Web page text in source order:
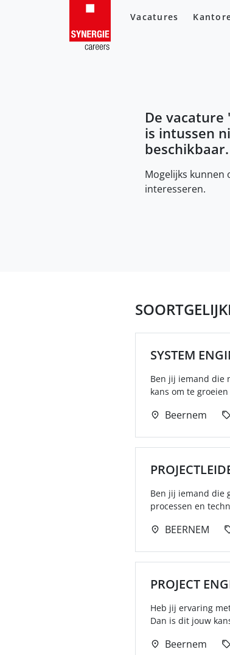
Vacatures
De vacature
is intussen
beschikbaar.
Mogelijks kunnen
interesseren.
SYSTEM
Ben jij iemand die
kans om te
Beernem
Ben jij iemand die
processen en
BEERNEM
PROJECT
Heb jij ervaring
Dan is dit jouw
Beernem